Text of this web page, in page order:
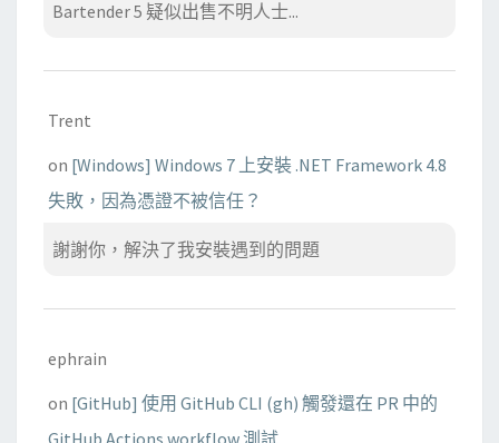
Bartender 5 疑似出售不明人士...
Trent
on [Windows] Windows 7 上安裝 .NET Framework 4.8
失敗，因為憑證不被信任？
謝謝你，解決了我安裝遇到的問題
ephrain
on [GitHub] 使用 GitHub CLI (gh) 觸發還在 PR 中的
GitHub Actions workflow 測試